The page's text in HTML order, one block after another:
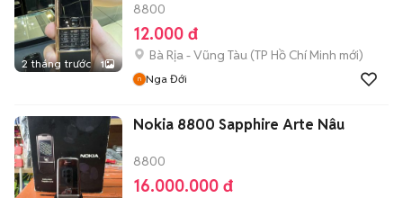
2 tháng trước 1
8800
12.000 đ
Bà Rịa - Vũng Tàu (TP Hồ Chí Minh mới)
Nga Đới
Nokia 8800 Sapphire Arte Nâu
8800
16.000.000 đ